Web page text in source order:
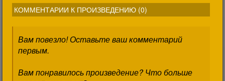
КОММЕНТАРИИ К ПРОИЗВЕДЕНИЮ (0)
Вам повезло! Оставьте ваш комментарий
первым.
Вам понравилось произведение? Что больше